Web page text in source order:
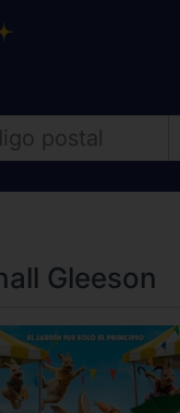
Gleeson